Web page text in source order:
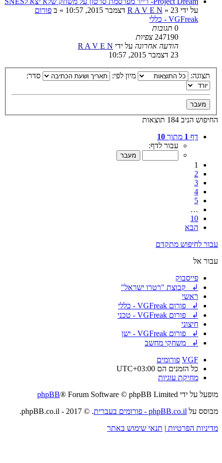
על ידי
R A V E N » 23 דצמבר 2015, 10:57 » ב פורום
VGFreak - כללי
0 תגובות
247190 צפיות
הודעה אחרונה על ידי R A V E N
23 דצמבר 2015, 10:57
תצוגה: מיון לפי: סדר:
החיפוש הניב 184 תוצאות
דף 1 מתוך 10
עבור לדף:
1
2
3
4
5
…
10
הבא
עבור לחיפוש מתקדם
עבור אל
פייסבוק
↲ קבוצת "רטרו ישראל"
ראשי
↲ פורום VGFreak - כללי
↲ פורום VGFreak - טכני
חיצוני
↲ פורום VGFreak - ישן
↲ משחקי מחשב
VGF פורומים
כל הזמנים הם UTC+03:00
מחיקת עוגיות
מופעל על ידי
phpBB® Forum Software © phpBB Limited
מבוסס על phpBB.co.il - פורומים בעברית
. © 2017 - phpBB.co.il.
מדיניות הפרטיות | תנאי שימוש באתר